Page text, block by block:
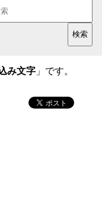
み文字 」です。